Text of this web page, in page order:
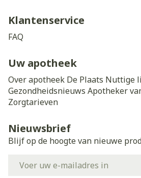
Klantenservice
FAQ
Uw apotheek
Over apotheek De Plaats Nuttige
Gezondheidsnieuws Apotheker
Zorgtarieven
Nieuwsbrief
Blijf op de hoogte van nieuwe